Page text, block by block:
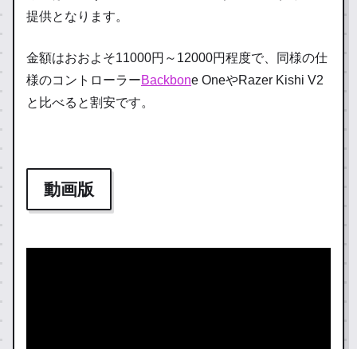
提供となります。
金額はおおよそ11000円～12000円程度で、同様の仕
様のコントローラーBackbone OneやRazer Kishi V2
と比べると割安です。
動画版